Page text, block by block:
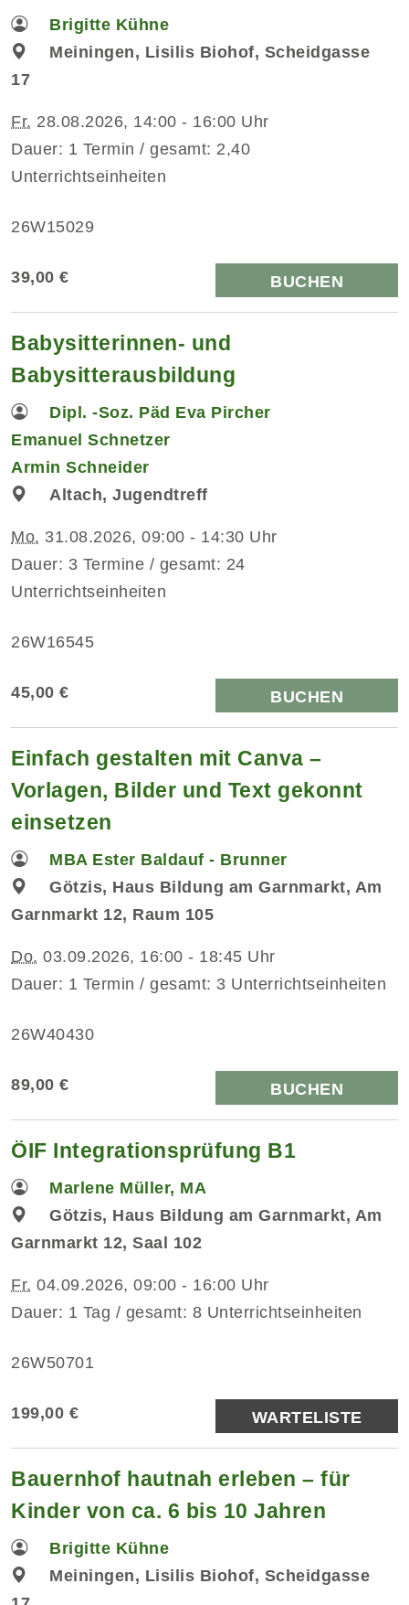
Brigitte Kühne
Meiningen, Lisilis Biohof, Scheidgasse
17
Fr. 28.08.2026, 14:00 - 16:00 Uhr
Dauer: 1 Termin / gesamt: 2,40
Unterrichtseinheiten
26W15029
39,00 € BUCHEN
Babysitterinnen- und
Babysitterausbildung
Dipl. -Soz. Päd Eva Pircher
Emanuel Schnetzer
Armin Schneider
Altach, Jugendtreff
Mo. 31.08.2026, 09:00 - 14:30 Uhr
Dauer: 3 Termine / gesamt: 24
Unterrichtseinheiten
26W16545
45,00 € BUCHEN
Einfach gestalten mit Canva –
Vorlagen, Bilder und Text gekonnt
einsetzen
MBA Ester Baldauf - Brunner
Götzis, Haus Bildung am Garnmarkt, Am
Garnmarkt 12, Raum 105
Do. 03.09.2026, 16:00 - 18:45 Uhr
Dauer: 1 Termin / gesamt: 3 Unterrichtseinheiten
26W40430
89,00 € BUCHEN
ÖIF Integrationsprüfung B1
Marlene Müller, MA
Götzis, Haus Bildung am Garnmarkt, Am
Garnmarkt 12, Saal 102
Fr. 04.09.2026, 09:00 - 16:00 Uhr
Dauer: 1 Tag / gesamt: 8 Unterrichtseinheiten
26W50701
199,00 € WARTELISTE
Bauernhof hautnah erleben – für
Kinder von ca. 6 bis 10 Jahren
Brigitte Kühne
Meiningen, Lisilis Biohof, Scheidgasse